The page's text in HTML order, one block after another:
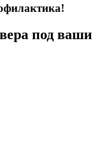
под ваши